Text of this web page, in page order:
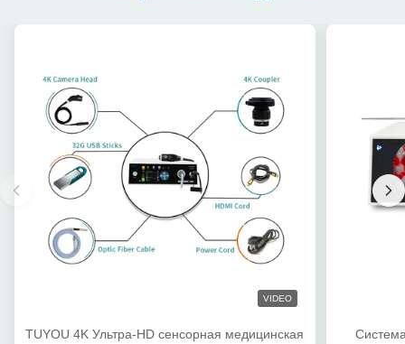
VIDEO
TUYOU 4K Ультра-HD сенсорная медицинская